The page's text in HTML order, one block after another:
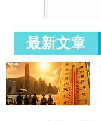
最新文章